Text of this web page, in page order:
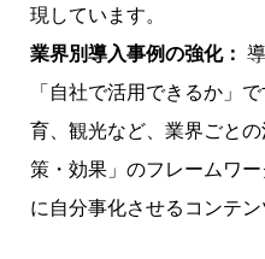
現しています。
業界別導入事例の強化：
「自社で活用できるか」
育、観光など、業界ごと
策・効果」のフレームワ
に自分事化させるコンテン